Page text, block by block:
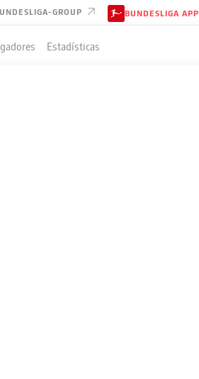
GROUP BUNDESLIGA APP
Estadísticas